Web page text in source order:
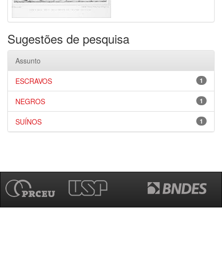
Sugestões de pesquisa
Assunto
1
ESCRAVOS
1
NEGROS
1
SUÍNOS